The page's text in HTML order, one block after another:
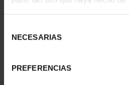
NECESARIAS
PREFERENCIAS